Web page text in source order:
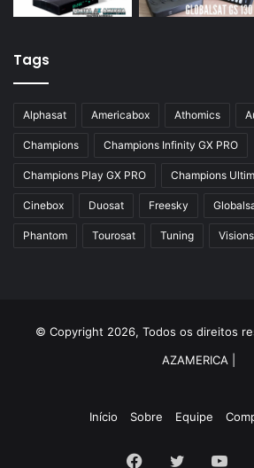
Tags
Alphasat Americabox Athomics
Champions Champions Infinity GX PRO
Champions Play GX PRO Champions
Cinebox Duosat Freesky
Phantom Tourosat Tuning
© Copyright 2026, Todos os direitos
AZAMERICA
Início Sobre Equipe
Facebook
Twitter